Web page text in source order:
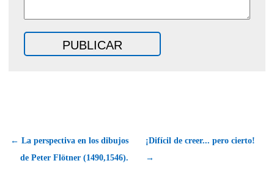
← La perspectiva en los dibujos
de Peter Flötner (1490,1546).
¡Difícil de creer... pero cierto!
→